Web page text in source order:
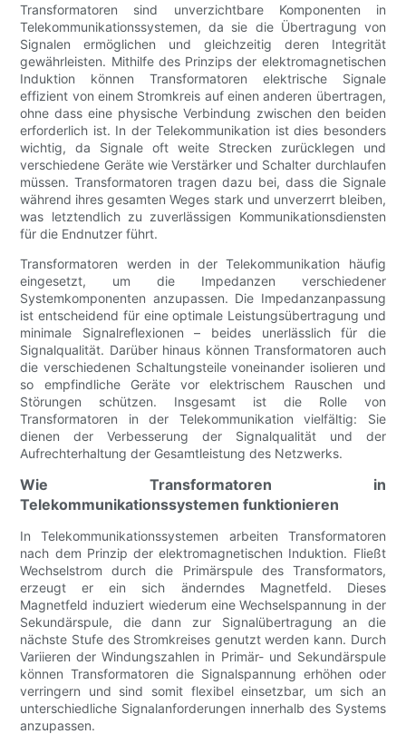
Transformatoren sind unverzichtbare Komponenten in
Telekommunikationssystemen, da sie die Übertragung von
Signalen ermöglichen und gleichzeitig deren Integrität
gewährleisten. Mithilfe des Prinzips der elektromagnetischen
Induktion können Transformatoren elektrische Signale
effizient von einem Stromkreis auf einen anderen übertragen,
ohne dass eine physische Verbindung zwischen den beiden
erforderlich ist. In der Telekommunikation ist dies besonders
wichtig, da Signale oft weite Strecken zurücklegen und
verschiedene Geräte wie Verstärker und Schalter durchlaufen
müssen. Transformatoren tragen dazu bei, dass die Signale
während ihres gesamten Weges stark und unverzerrt bleiben,
was letztendlich zu zuverlässigen Kommunikationsdiensten
für die Endnutzer führt.
Transformatoren werden in der Telekommunikation häufig
eingesetzt, um die Impedanzen verschiedener
Systemkomponenten anzupassen. Die Impedanzanpassung
ist entscheidend für eine optimale Leistungsübertragung und
minimale Signalreflexionen – beides unerlässlich für die
Signalqualität. Darüber hinaus können Transformatoren auch
die verschiedenen Schaltungsteile voneinander isolieren und
so empfindliche Geräte vor elektrischem Rauschen und
Störungen schützen. Insgesamt ist die Rolle von
Transformatoren in der Telekommunikation vielfältig: Sie
dienen der Verbesserung der Signalqualität und der
Aufrechterhaltung der Gesamtleistung des Netzwerks.
Wie Transformatoren in
Telekommunikationssystemen funktionieren
In Telekommunikationssystemen arbeiten Transformatoren
nach dem Prinzip der elektromagnetischen Induktion. Fließt
Wechselstrom durch die Primärspule des Transformators,
erzeugt er ein sich änderndes Magnetfeld. Dieses
Magnetfeld induziert wiederum eine Wechselspannung in der
Sekundärspule, die dann zur Signalübertragung an die
nächste Stufe des Stromkreises genutzt werden kann. Durch
Variieren der Windungszahlen in Primär- und Sekundärspule
können Transformatoren die Signalspannung erhöhen oder
verringern und sind somit flexibel einsetzbar, um sich an
unterschiedliche Signalanforderungen innerhalb des Systems
anzupassen.